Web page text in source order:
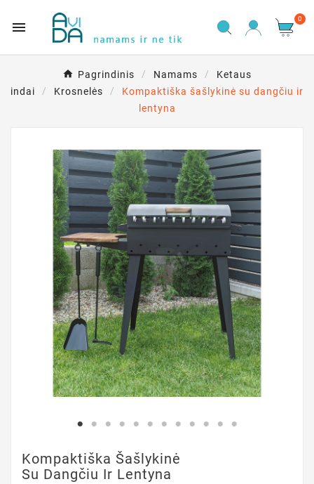

0
Pagrindinis Namams
Ketaus
indai
Krosnelės
Kompaktiška šašlykinė su dangčiu ir
lentyna
Kompaktiška Šašlykinė
Su Dangčiu Ir Lentyna